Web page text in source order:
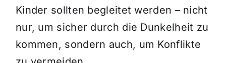
Kinder sollten begleitet werden – nicht
nur, um sicher durch die Dunkelheit zu
kommen, sondern auch, um Konflikte